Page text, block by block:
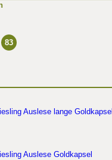
83
Auslese lange Goldkapsel
Auslese Goldkapsel